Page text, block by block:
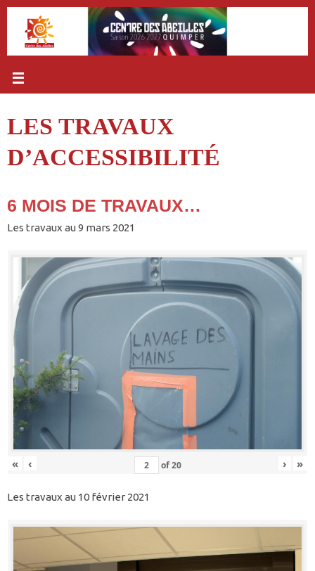
Passer
contenu
LES TRAVAUX
D’ACCESSIBILITÉ
6 MOIS DE TRAVAUX…
Les travaux au 9 mars 2021
« ‹ of20 › »
Les travaux au 10 février 2021